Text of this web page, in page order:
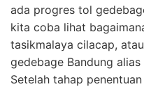
ada progres tol
kita coba lihat
tasikmalaya cilacap,
gedebage Bandung
Setelah tahap